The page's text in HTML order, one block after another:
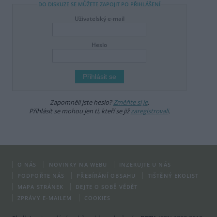
DO DISKUZE SE MŮŽETE ZAPOJIT PO PŘIHLÁŠENÍ
Uživatelský e-mail
Heslo
Zapomněli jste heslo?Změňte si je.
Přihlásit se mohou jen ti, kteří se jižzaregistrovali.
O NÁS NOVINKY NA WEBU
INZERUJTE U NÁS
PODPOŘTE NÁS
PŘEBÍRÁNÍ OBSAHU
TIŠTĚNÝ EKOLIST
MAPA STRÁNEK
DEJTE O SOBĚ VĚDĚT
ZPRÁVY E-MAILEM
COOKIES